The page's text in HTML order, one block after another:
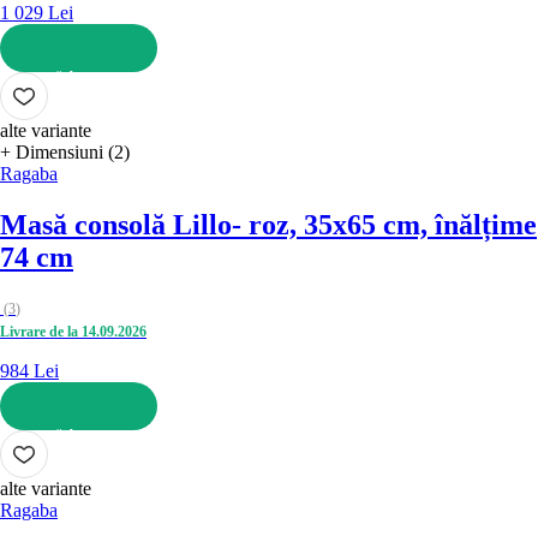
1 029 Lei
ADAUGĂ ÎN COȘ
alte variante
+ Dimensiuni (2)
Ragaba
Masă consolă Lillo- roz, 35x65 cm, înălțime
74 cm
(3)
Livrare de la 14.09.2026
984 Lei
ADAUGĂ ÎN COȘ
alte variante
Ragaba